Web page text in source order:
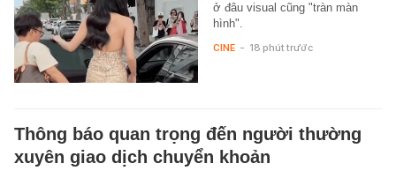
ở đâu visual cũng "tràn màn
hình".
CINE - 18 phút trước
Thông báo quan trọng đến người thường
xuyên giao dịch chuyển khoản